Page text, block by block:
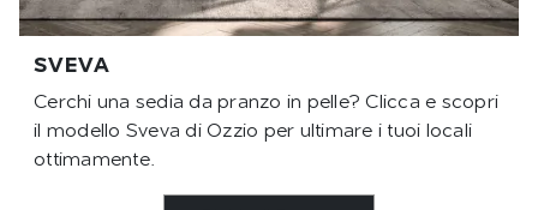
SVEVA
Cerchi una sedia da pranzo in pelle? Clicca e scopri
il modello Sveva di Ozzio per ultimare i tuoi locali
ottimamente.